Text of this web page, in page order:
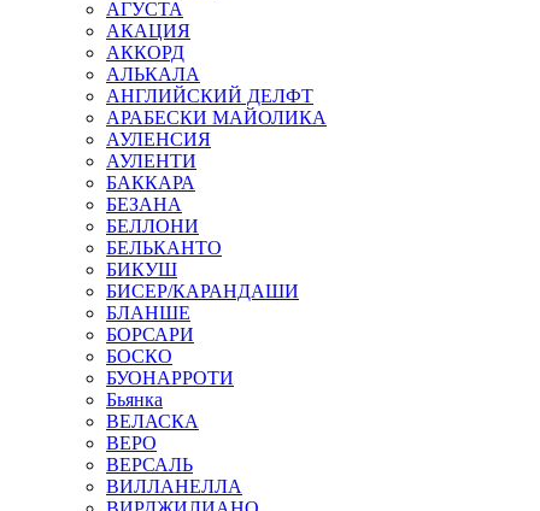
АГУСТА
АКАЦИЯ
АККОРД
АЛЬКАЛА
АНГЛИЙСКИЙ ДЕЛФТ
АРАБЕСКИ МАЙОЛИКА
АУЛЕНСИЯ
АУЛЕНТИ
БАККАРА
БЕЗАНА
БЕЛЛОНИ
БЕЛЬКАНТО
БИКУШ
БИСЕР/КАРАНДАШИ
БЛАНШЕ
БОРСАРИ
БОСКО
БУОНАРРОТИ
Бьянка
ВЕЛАСКА
ВЕРО
ВЕРСАЛЬ
ВИЛЛАНЕЛЛА